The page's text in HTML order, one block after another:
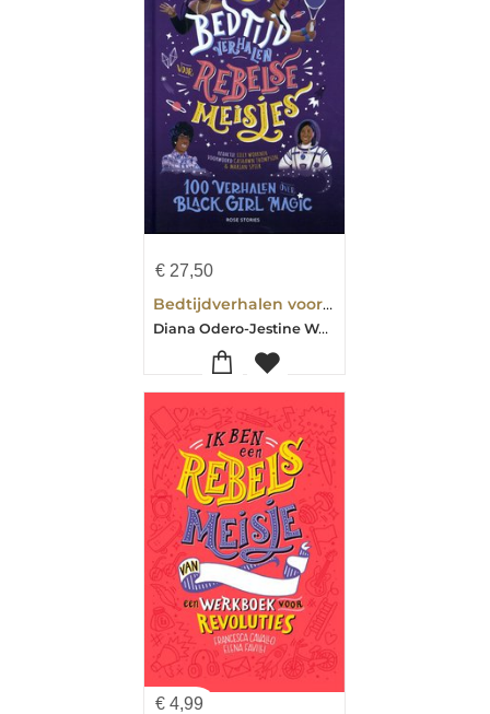
€ 27,50
Bedtijdverhalen voor rebelse meisjes - 100 verhalen over Black Girl Magic
Diana Odero-Jestine Ware-Sonja Thomas-Laila de Miranda-Sharid Alles-Soraya Hadjar-Carol Rock-Marian Spier
€ 4,99